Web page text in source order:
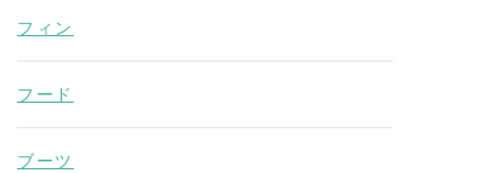
フィン
フード
ブーツ